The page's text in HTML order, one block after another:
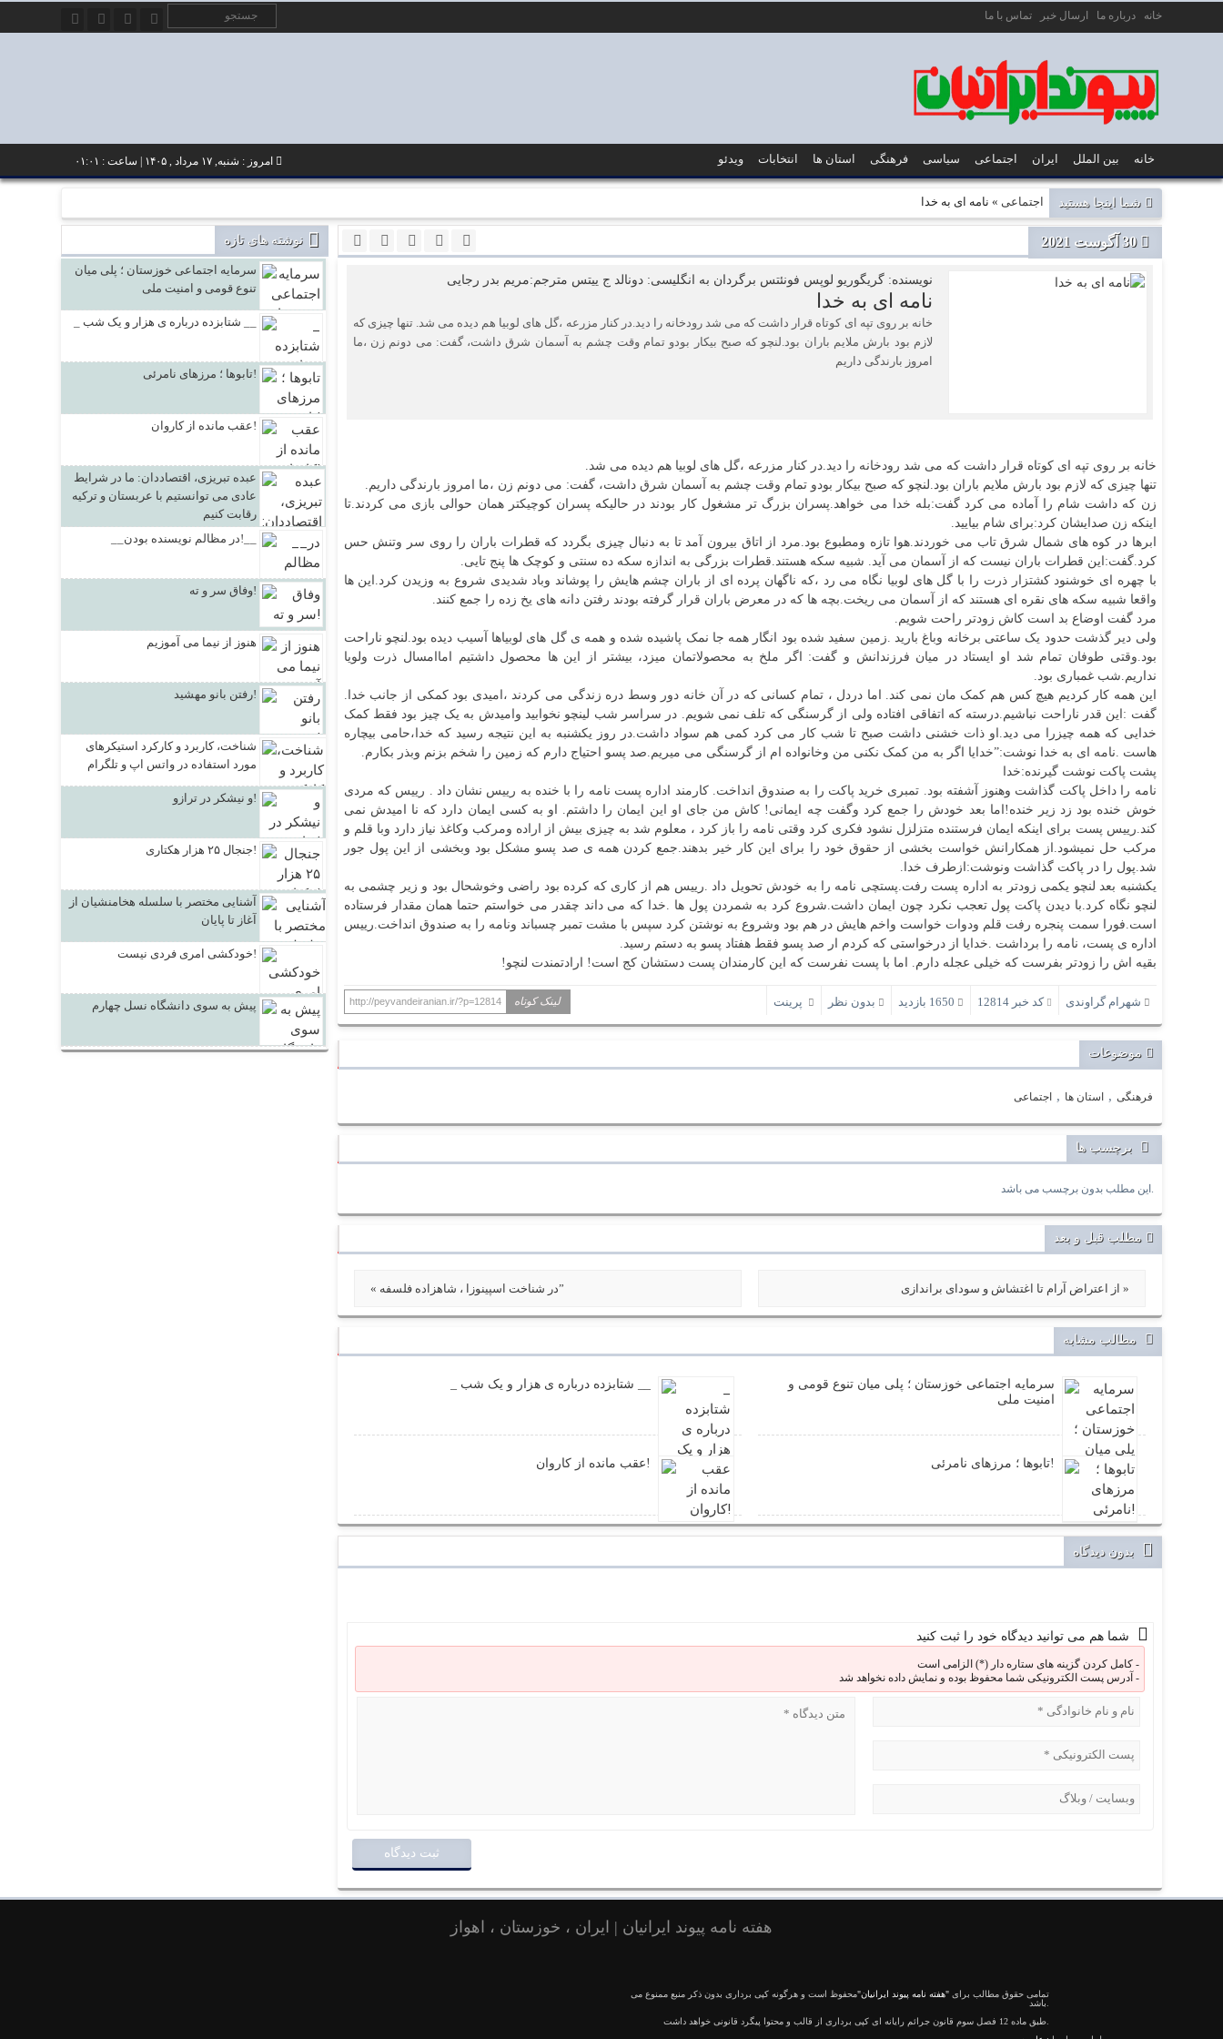
خانه درباره ما ارسال خبر تماس با ما
خانه بین الملل ایران اجتماعی سیاسی فرهنگی استان ها انتخابات ویدئو
اجتماعی » نامه ای به خدا
30 آگوست 2021
نویسنده: گریگوریو لوپس فونئتس برگردان به انگلیسی: دونالد ج ییتس مترجم:مریم بدر رجایی
نامه ای به خدا
خانه بر روی تپه ای کوتاه قرار داشت که می شد رودخانه را دید.در کنار مزرعه ،گل های لوبیا هم دیده می شد. تنها چیزی که
لازم بود بارش ملایم باران بود.لنچو که صبح بیکار بودو تمام وقت چشم به آسمان شرق داشت، گفت: می دونم زن ،ما
امروز بارندگی داریم
خانه بر روی تپه ای کوتاه قرار داشت که می شد رودخانه را دید.در کنار مزرعه ،گل های لوبیا هم دیده می شد.
تنها چیزی که لازم بود بارش ملایم باران بود.لنچو که صبح بیکار بودو تمام وقت چشم به آسمان شرق داشت، گفت: می دونم زن ،ما امروز بارندگی داریم.
زن که داشت شام را آماده می کرد گفت:بله خدا می خواهد.پسران بزرگ تر مشغول کار بودند در حالیکه پسران کوچیکتر همان حوالی بازی می کردند.تا
اینکه زن صدایشان کرد:برای شام بیایید.
ابرها در کوه های شمال شرق تاب می خوردند.هوا تازه ومطبوع بود.مرد از اتاق بیرون آمد تا به دنبال چیزی بگردد که قطرات باران را روی سر وتنش حس
کرد.گفت:این قطرات باران نیست که از آسمان می آید. شبیه سکه هستند.قطرات بزرگی به اندازه سکه ده سنتی و کوچک ها پنج تایی.
با چهره ای خوشنود کشتزار ذرت را با گل های لوبیا نگاه می رد ،که ناگهان پرده ای از باران چشم هایش را پوشاند وباد شدیدی شروع به وزیدن کرد.این ها
واقعا شبیه سکه های نقره ای هستند که از آسمان می ریخت.بچه ها که در معرض باران قرار گرفته بودند رفتن دانه های یخ زده را جمع کنند.
مرد گفت اوضاع بد است کاش زودتر راحت شویم.
ولی دیر گذشت حدود یک ساعتی برخانه وباغ بارید .زمین سفید شده بود انگار همه جا نمک پاشیده شده و همه ی گل های لوبیاها آسیب دیده بود.لنچو ناراحت
بود.وقتی طوفان تمام شد او ایستاد در میان فرزندانش و گفت: اگر ملخ به محصولاتمان میزد، بیشتر از این ها محصول داشتیم اماامسال ذرت ولویا
نداریم.شب غمباری بود.
این همه کار کردیم هیچ کس هم کمک مان نمی کند. اما دردل ، تمام کسانی که در آن خانه دور وسط دره زندگی می کردند ،امیدی بود کمکی از جانب خدا.
گفت :این قدر ناراحت نباشیم.درسته که اتفاقی افتاده ولی از گرسنگی که تلف نمی شویم. در سراسر شب لینچو نخوابید وامیدش به یک چیز بود فقط کمک
خدایی که همه چیزرا می دید.او ذات خشنی داشت صبح تا شب کار می کرد کمی هم سواد داشت.در روز یکشنبه به این نتیجه رسید که خدا،حامی بیچاره
هاست .نامه ای به خدا نوشت:”خدایا اگر به من کمک نکنی من وخانواده ام از گرسنگی می میریم.صد پسو احتیاج دارم که زمین را شخم بزنم وبذر بکارم.
پشت پاکت نوشت گیرنده:خدا
نامه را داخل پاکت گذاشت وهنوز آشفته بود. تمبری خرید پاکت را به صندوق انداخت. کارمند اداره پست نامه را با خنده به رییس نشان داد . رییس که مردی
خوش خنده بود زد زیر خنده!اما بعد خودش را جمع کرد وگفت چه ایمانی! کاش من جای او این ایمان را داشتم. او به کسی ایمان دارد که نا امیدش نمی
کند.رییس پست برای اینکه ایمان فرستنده متزلزل نشود فکری کرد وقتی نامه را باز کرد ، معلوم شد به چیزی بیش از اراده ومرکب وکاغذ نیاز دارد وبا قلم و
مرکب حل نمیشود.از همکارانش خواست بخشی از حقوق خود را برای این کار خیر بدهند.جمع کردن همه ی صد پسو مشکل بود وبخشی از این پول جور
شد.پول را در پاکت گذاشت ونوشت:ازطرف خدا.
یکشنبه بعد لنچو یکمی زودتر به اداره پست رفت.پستچی نامه را به خودش تحویل داد .رییس هم از کاری که کرده بود راضی وخوشحال بود و زیر چشمی به
لنچو نگاه کرد.با دیدن پاکت پول تعجب نکرد چون ایمان داشت.شروع کرد به شمردن پول ها .خدا که می داند چقدر می خواستم حتما همان مقدار فرستاده
است.فورا سمت پنجره رفت قلم ودوات خواست واخم هایش در هم بود وشروع به نوشتن کرد سپس با مشت تمبر چسباند ونامه را به صندوق انداخت.رییس
اداره ی پست، نامه را برداشت .خدایا از درخواستی که کردم ار صد پسو فقط هفتاد پسو به دستم رسید.
بقیه اش را زودتر بفرست که خیلی عجله دارم. اما با پست نفرست که این کارمندان پست دستشان کج است! ارادتمندت لنچو!
شهرام گراوندی کد خبر 12814 بدون نظر پرینت لینک کوتاه http://peyvandeiranian.ir/?p=12814
موضوعات
اجتماعی , استان ها , فرهنگی
برچسب ها
این مطلب بدون برچسب می باشد.
مطلب قبل و بعد
از اعتراض آرام تا اغتشاش و سودای براندازی » « در شناخت اسپینوزا ، شاهزاده فلسفه”
مطالب مشابه
سرمایه اجتماعی خوزستان ؛ پلی میان تنوع قومی و
امنیت ملی
تابوها ؛ مرزهای نامرئی! عقب مانده از کاروان!
بدون دیدگاه
کامل کردن گزینه های ستاره دار (*) الزامی است -
آدرس پست الکترونیکی شما محفوظ بوده و نمایش داده نخواهد شد -
نوشته های تازه
سرمایه اجتماعی خوزستان ؛ پلی میان
تنوع قومی و امنیت ملی
تابوها ؛ مرزهای نامرئی!
عقب مانده از کاروان!
عبده تبریزی، اقتصاددان: ما در شرایط
عادی می توانستیم با عربستان و ترکیه
رقابت کنیم
__در مظالم نویسنده بودن!__
وفاق سر و ته!
هنوز از نیما می آموزیم
رفتن بانو مهشید!
شناخت، کاربرد و کارکرد استیکرهای
مورد استفاده در واتس اپ و تلگرام
و نیشکر در ترازو!
جنجال ۲۵ هزار هکتاری!
آشنایی مختصر با سلسله هخامنشیان از
آغاز تا پایان
خودکشی امری فردی نیست!
پیش به سوی دانشگاه نسل چهارم
هفته نامه پیوند ایرانیان | ایران ، خوزستان ، اهواز
تمامی حقوق مطالب برای "هفته نامه پیوند ایرانیان"محفوظ است و هرگونه کپی برداری بدون ذکر منبع ممنوع می
باشد.
طبق ماده 12 فصل سوم قانون جرائم رایانه ای کپی برداری از قالب و محتوا پیگرد قانونی خواهد داشت.